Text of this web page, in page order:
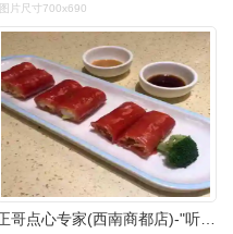
图片尺寸700x690